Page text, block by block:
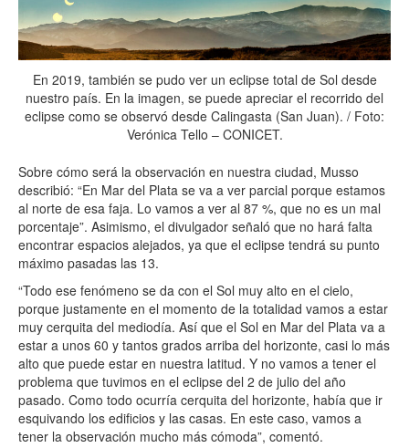
En 2019, también se pudo ver un eclipse total de Sol desde
nuestro país. En la imagen, se puede apreciar el recorrido del
eclipse como se observó desde Calingasta (San Juan). / Foto:
Verónica Tello – CONICET.
Sobre cómo será la observación en nuestra ciudad, Musso
describió: “En Mar del Plata se va a ver parcial porque estamos
al norte de esa faja. Lo vamos a ver al 87 %, que no es un mal
porcentaje”. Asimismo, el divulgador señaló que no hará falta
encontrar espacios alejados, ya que el eclipse tendrá su punto
máximo pasadas las 13.
“Todo ese fenómeno se da con el Sol muy alto en el cielo,
porque justamente en el momento de la totalidad vamos a estar
muy cerquita del mediodía. Así que el Sol en Mar del Plata va a
estar a unos 60 y tantos grados arriba del horizonte, casi lo más
alto que puede estar en nuestra latitud. Y no vamos a tener el
problema que tuvimos en el eclipse del 2 de julio del año
pasado. Como todo ocurría cerquita del horizonte, había que ir
esquivando los edificios y las casas. En este caso, vamos a
tener la observación mucho más cómoda”, comentó.